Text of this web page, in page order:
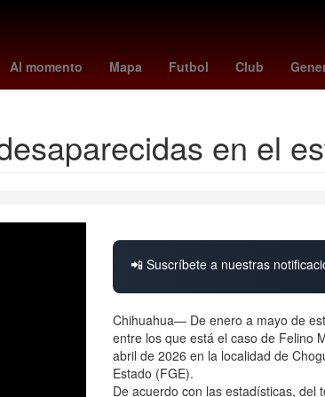
Al momento Mapa Futbol Club
España presidente de la suprema corte de justicia
en el
📲 Suscríbete a nuestras
Chihuahua— De enero a mayo de
entre los que está el caso de Felino
abril de 2026 en la localidad de
Estado (FGE).
De acuerdo con las estadísticas, del